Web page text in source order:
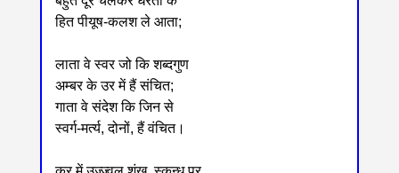
हित पीयूष-कलश ले आता;
लाता वे स्वर जो कि शब्दगुण
अम्बर के उर में हैं संचित;
गाता वे संदेश कि जिन से
स्वर्ग-मर्त्य, दोनों, हैं वंचित।